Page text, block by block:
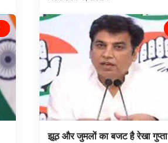
झूठ और जुमलों का बजट है रेखा गुप्ता